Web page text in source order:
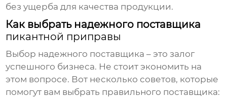
без ущерба для качества продукции.
Как выбрать надежного поставщика
пикантной приправы
Выбор надежного поставщика – это залог
успешного бизнеса. Не стоит экономить на
этом вопросе. Вот несколько советов, которые
помогут вам выбрать правильного поставщика: